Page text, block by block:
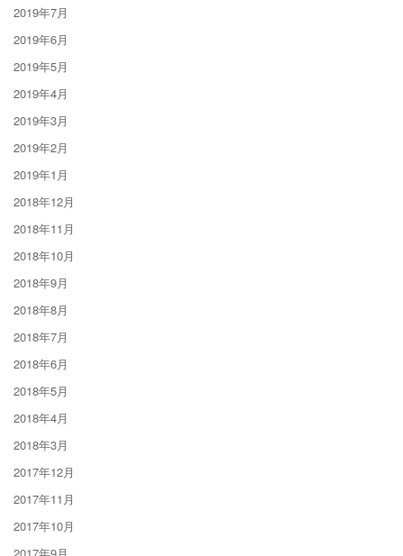
2019年7月
2019年6月
2019年5月
2019年4月
2019年3月
2019年2月
2019年1月
2018年12月
2018年11月
2018年10月
2018年9月
2018年8月
2018年7月
2018年6月
2018年5月
2018年4月
2018年3月
2017年12月
2017年11月
2017年10月